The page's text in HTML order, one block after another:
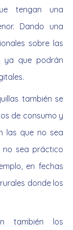
tengan una
Dando una
sobre las
ya que podrán
también se
de consumo y
las que no sea
sea práctico
en fechas
donde los
también los